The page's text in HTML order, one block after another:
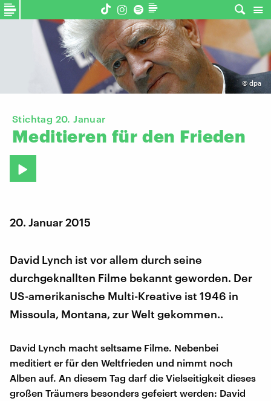
©dpa
Stichtag 20. Januar
Meditieren für den Frieden
20. Januar 2015
David Lynch ist vor allem durch seine
durchgeknallten Filme bekannt geworden. Der
US-amerikanische Multi-Kreative ist 1946 in
Missoula, Montana, zur Welt gekommen..
David Lynch macht seltsame Filme. Nebenbei
meditiert er für den Weltfrieden und nimmt noch
Alben auf. An diesem Tag darf die Vielseitigkeit dieses
großen Träumers besonders gefeiert werden: David